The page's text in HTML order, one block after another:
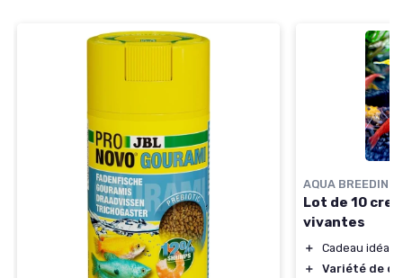
AQUA BREEDING
Lot de 10
vivantes
＋
Cadeau idéal
＋
Variété de